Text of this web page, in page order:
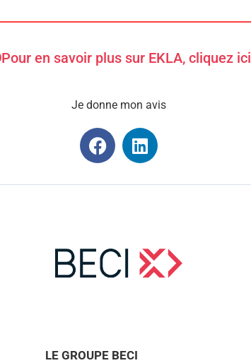
Pour en savoir plus sur EKLA, cliquez ici
Je donne mon avis
LE GROUPE BECI